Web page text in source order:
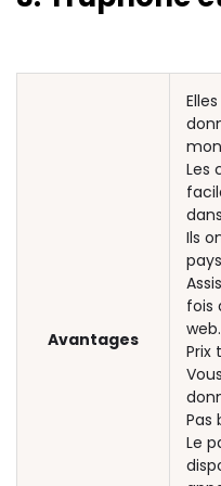
Avantages
Les
Ils
fois
web.
Prix
Pas
Le